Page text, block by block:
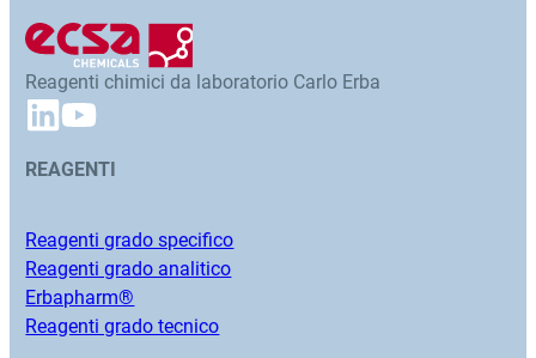
Reagenti chimici da laboratorio Carlo Erba
REAGENTI
Reagenti grado specifico
Reagenti grado analitico
Erbapharm®
Reagenti grado tecnico